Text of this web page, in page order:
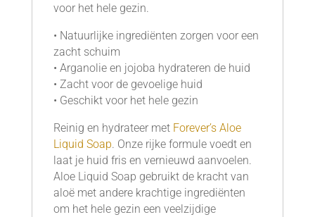
voor het hele gezin.
• Natuurlijke ingrediënten zorgen voor een
zacht schuim
• Arganolie en jojoba hydrateren de huid
• Zacht voor de gevoelige huid
• Geschikt voor het hele gezin
Reinig en hydrateer met Forever’s Aloe
Liquid Soap. Onze rijke formule voedt en
laat je huid fris en vernieuwd aanvoelen.
Aloe Liquid Soap gebruikt de kracht van
aloë met andere krachtige ingrediënten
om het hele gezin een veelzijdige